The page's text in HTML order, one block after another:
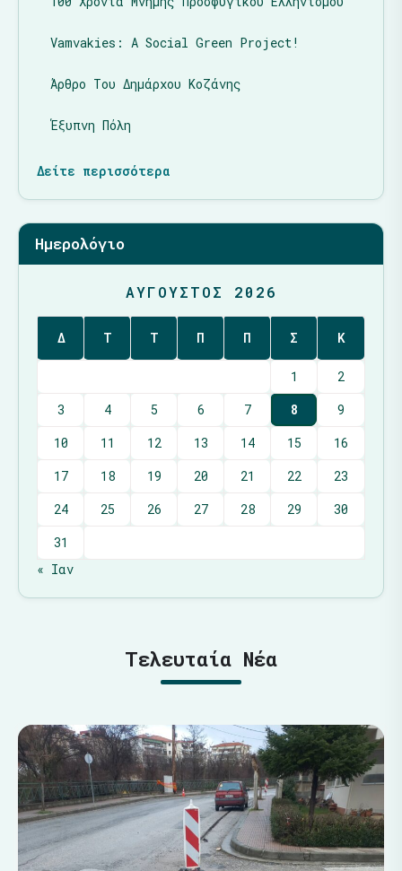
Vamvakies: A Social Green Project!
Άρθρο Του Δημάρχου Κοζάνης
Έξυπνη Πόλη
Δείτε περισσότερα
Ημερολόγιο
ΑΎΓΟΥΣΤΟΣ 2026
Δ Τ Τ Π Π Σ Κ
1
2
3
4 5 6 7 8
9
10
11 12 13 14 15
16
17
18 19 20 21 22
23
24
25 26 27 28 29
30
31
« Ιαν
Τελευταία Νέα